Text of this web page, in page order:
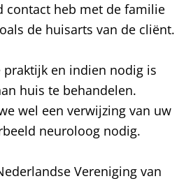
contact heb met de familie
de huisarts van de cliënt.
praktijk en indien nodig is
huis te behandelen.
wel een verwijzing van uw
neuroloog nodig.
Vereniging van